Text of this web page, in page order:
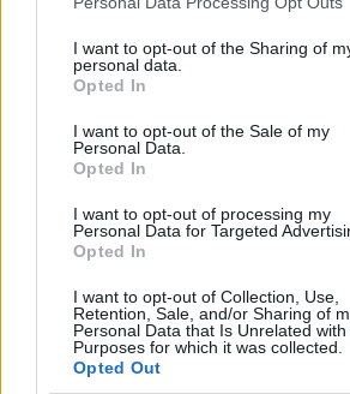
not limited to your visit or usage
grant or deny consent to Google and its
use your data for below specified
consent section.
I want to opt-out of the Sharing of
personal data.
Opted In
I want to opt-out of the Sale of my
Personal Data.
Opted In
I want to opt-out of processing my
Personal Data for Targeted
Opted In
I want to opt-out of Collection, Use,
Retention, Sale, and/or Sharing of
Personal Data that Is Unrelated
Purposes for which it was collected.
Opted Out
AZ APRÓ
Fontos!
08. 05.
EZÉRT
Villámgyors
08. 04.
NEM ECETTEL ÉS NEM
EZZEL LESZ ÚJRA CSILLOGÓ A
A legjobb trükk